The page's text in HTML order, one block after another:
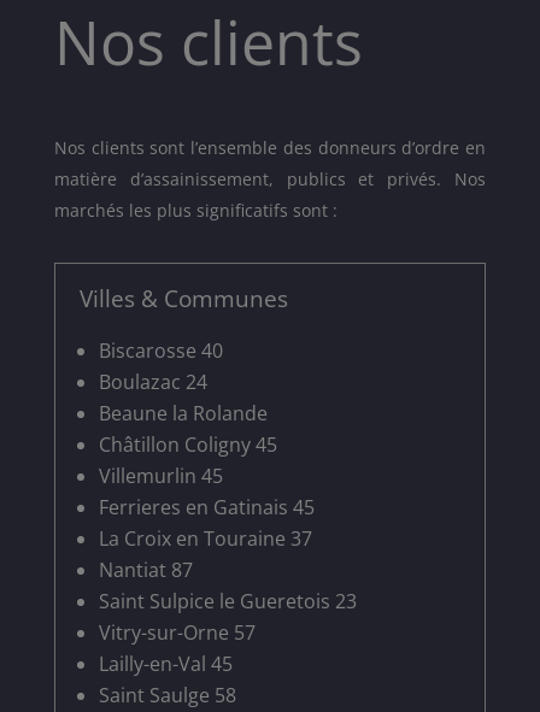
Nos clients
Nos clients sont l’ensemble des donneurs d’ordre en
matière d’assainissement, publics et privés. Nos
marchés les plus significatifs sont :
Villes & Communes
Biscarosse 40
Boulazac 24
Beaune la Rolande
Châtillon Coligny 45
Villemurlin 45
Ferrieres en Gatinais 45
La Croix en Touraine 37
Nantiat 87
Saint Sulpice le Gueretois 23
Vitry-sur-Orne 57
Lailly-en-Val 45
Saint Saulge 58